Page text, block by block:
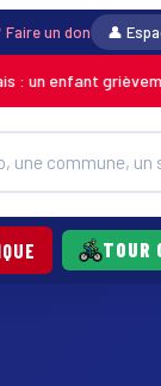
un don 👤
enfant grièvement
TOUR